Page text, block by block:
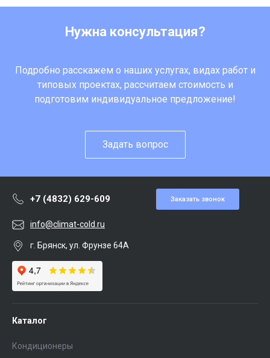
Нужна консультация?
Подробно расскажем о наших услугах, видах работ и
типовых проектах, рассчитаем стоимость и
подготовим индивидуальное предложение!
Задать вопрос
+7 (4832) 629-609 Заказать звонок
info@climat-cold.ru
г. Брянск, ул. Фрунзе 64А
Каталог
Кондиционеры